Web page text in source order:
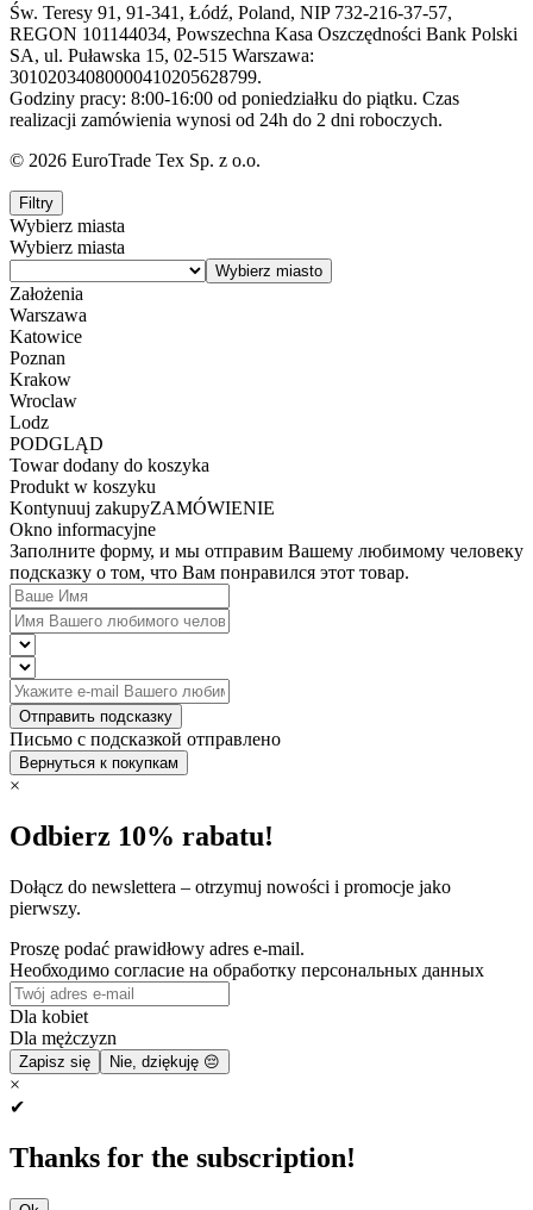
Św. Teresy 91, 91-341, Łódź, Poland, NIP 732-216-37-57,
REGON 101144034, Powszechna Kasa Oszczędności Bank Polski
SA, ul. Puławska 15, 02-515 Warszawa:
30102034080000410205628799.
Godziny pracy: 8:00-16:00 od poniedziałku do piątku. Czas
realizacji zamówienia wynosi od 24h do 2 dni roboczych.
© 2026 EuroTrade Tex Sp. z o.o.
Filtry
Wybierz miasta
Wybierz miasta
Założenia
Warszawa
Katowice
Poznan
Krakow
Wroclaw
Lodz
PODGLĄD
Towar dodany do koszyka
Produkt w koszyku
Kontynuuj zakupyZAMÓWIENIE
Okno informacyjne
Заполните форму, и мы отправим Вашему любимому человеку
подсказку о том, что Вам понравился этот товар.
Отправить подсказку
Письмо с подсказкой отправлено
Вернуться к покупкам
×
Odbierz 10% rabatu!
Dołącz do newslettera – otrzymuj nowości i promocje jako
pierwszy.
Proszę podać prawidłowy adres e-mail.
Необходимо согласие на обработку персональных данных
Dla kobiet
Dla mężczyzn
Zapisz się Nie, dziękuję 😔
×
✔
Thanks for the subscription!